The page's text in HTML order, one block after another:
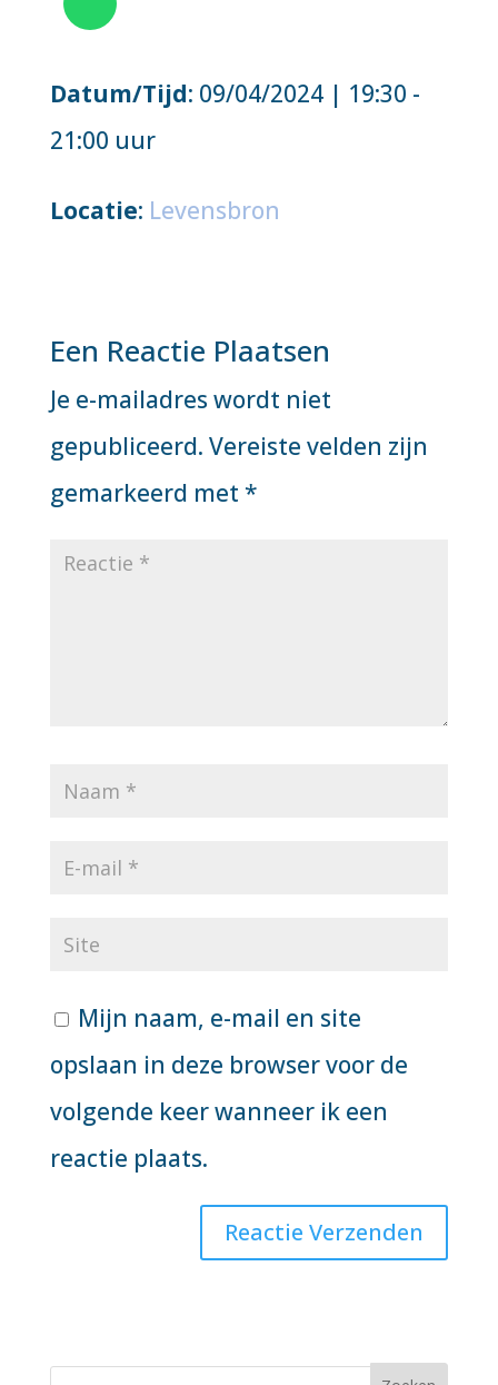
Datum/Tijd: 09/04/2024 | 19:30 -
21:00 uur
Locatie: Levensbron
Een Reactie Plaatsen
Je e-mailadres wordt niet
gepubliceerd. Vereiste velden zijn
gemarkeerd met *
Mijn naam, e-mail en site
opslaan in deze browser voor de
volgende keer wanneer ik een
reactie plaats.